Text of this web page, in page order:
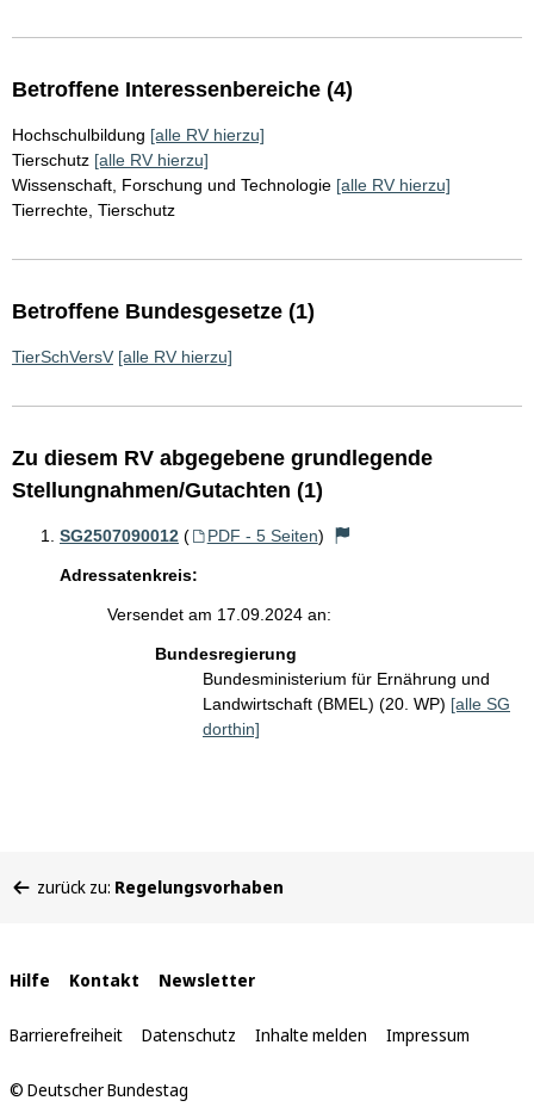
Betroffene Interessenbereiche (4)
Hochschulbildung [alle RV hierzu]
Tierschutz [alle RV hierzu]
Wissenschaft, Forschung und Technologie [alle RV hierzu]
Tierrechte, Tierschutz
Betroffene Bundesgesetze (1)
TierSchVersV [alle RV hierzu]
Zu diesem RV abgegebene grundlegende
Stellungnahmen/Gutachten (1)
SG2507090012 ( PDF - 5 Seiten)
Adressatenkreis:
Versendet am 17.09.2024 an:
Bundesregierung
Bundesministerium für Ernährung und
Landwirtschaft (BMEL) (20. WP) [alle SG
dorthin]
befinden
zurück zu: Regelungsvorhaben
Interne
Links
Hilfe Kontakt Newsletter
Barrierefreiheit Datenschutz Inhalte melden Impressum
© Deutscher Bundestag